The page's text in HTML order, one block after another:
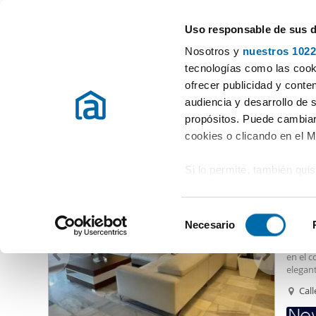
Uso responsable de sus
Nosotros y nuestros
tecnologías como las
ofrecer publicidad y
audiencia y desarrollo de
propósitos. Puede
cookies o clicando en el
Si lo permite, también
Identificar su
Obtenga más
preferencias en la
en la Declaración de
e
e
c
Necesario
Elegir distrito
Alquiler pisos Málaga Alquiler pisos Marbella Alquiler
(99 viviendas)
Piso
en el